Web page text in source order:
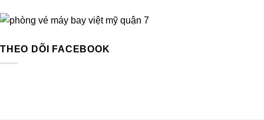
THEO DÕI FACEBOOK